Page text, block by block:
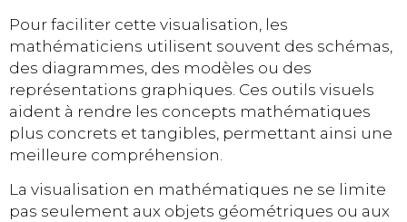
Pour faciliter cette visualisation, les
mathématiciens utilisent souvent des schémas,
des diagrammes, des modèles ou des
représentations graphiques. Ces outils visuels
aident à rendre les concepts mathématiques
plus concrets et tangibles, permettant ainsi une
meilleure compréhension.
La visualisation en mathématiques ne se limite
pas seulement aux objets géométriques ou aux